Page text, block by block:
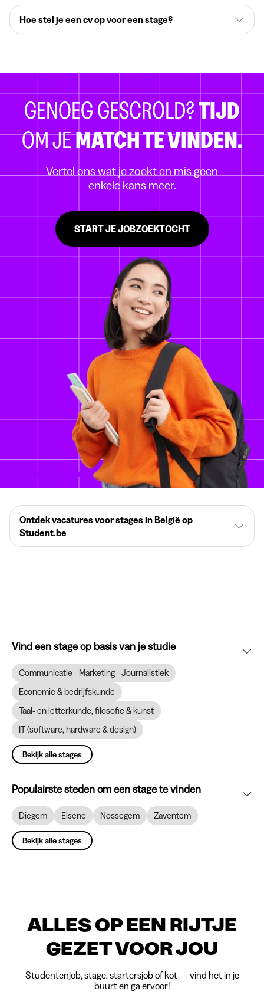
Hoe stel je een cv op voor een stage?
GENOEG GESCROLD?TIJD
OM JEMATCH TE VINDEN.
Vertel ons wat je zoekt en mis geen
enkele kans meer.
START JE JOBZOEKTOCHT
Ontdek vacatures voor stages in België op
Student.be
Vind een stage op basis van je studie
Communicatie - Marketing - Journalistiek
Economie & bedrijfskunde
Taal- en letterkunde, filosofie & kunst
IT (software, hardware & design)
Bekijk alle stages
Populairste steden om een stage te vinden
Diegem Elsene Nossegem Zaventem
Bekijk alle stages
ALLES OP EEN RIJTJE
GEZET VOOR JOU
Studentenjob, stage, startersjob of kot — vind het in je
buurt en ga ervoor!